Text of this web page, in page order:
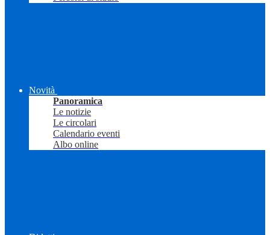
Novità
Panoramica
Le notizie
Le circolari
Calendario eventi
Albo online